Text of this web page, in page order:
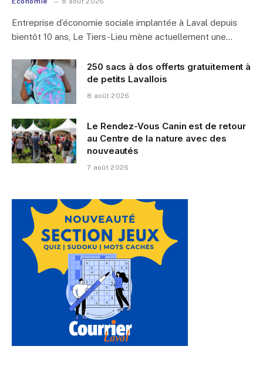
Entreprise d’économie sociale implantée à Laval depuis
bientôt 10 ans, Le Tiers-Lieu mène actuellement une…
250 sacs à dos offerts gratuitement à
de petits Lavallois
8 août 2026
Le Rendez-Vous Canin est de retour
au Centre de la nature avec des
nouveautés
7 août 2026